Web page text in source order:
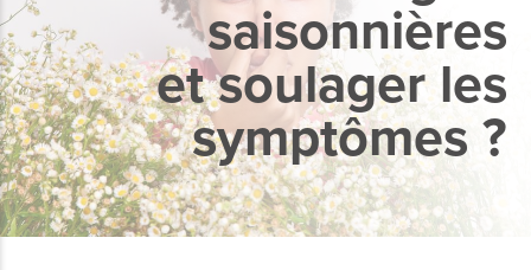
saisonnières
et soulager les
symptômes ?